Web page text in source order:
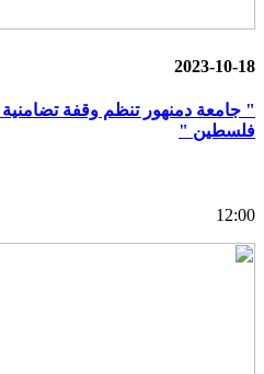
2023-10-18
" جامعة دمنهور تنظم وقفة تضامنية
فلسطين "
12:00